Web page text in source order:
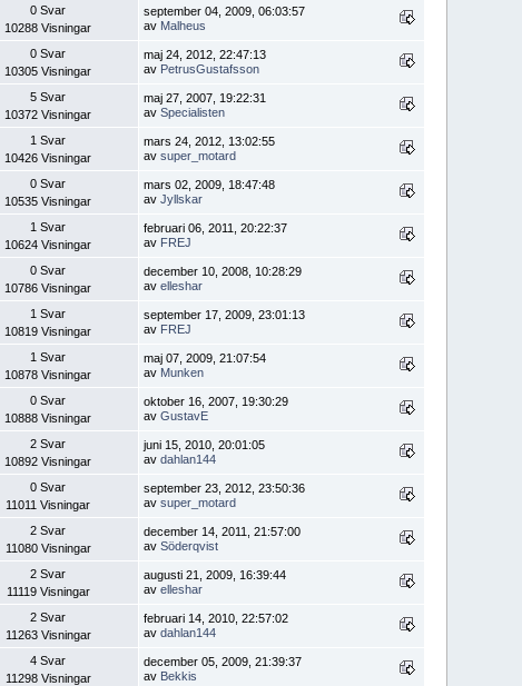
0 Svar
10288 Visningar
september 04, 2009, 06:03:57
av Malheus
0 Svar
10305 Visningar
maj 24, 2012, 22:47:13
av PetrusGustafsson
5 Svar
10372 Visningar
maj 27, 2007, 19:22:31
avSpecialisten
1 Svar
10426 Visningar
mars 24, 2012, 13:02:55
avsuper_motard
0 Svar
10535 Visningar
mars 02, 2009, 18:47:48
avJyllskar
1 Svar
10624 Visningar
februari 06, 2011, 20:22:37
av FREJ
0 Svar
10786 Visningar
december 10, 2008, 10:28:29
avelleshar
1 Svar
10819 Visningar
september 17, 2009, 23:01:13
av FREJ
1 Svar
10878 Visningar
maj 07, 2009, 21:07:54
av Munken
0 Svar
10888 Visningar
oktober 16, 2007, 19:30:29
avGustavE
2 Svar
10892 Visningar
juni 15, 2010, 20:01:05
avdahlan144
0 Svar
11011 Visningar
september 23, 2012, 23:50:36
avsuper_motard
2 Svar
11080 Visningar
december 14, 2011, 21:57:00
avSöderqvist
2 Svar
11119 Visningar
augusti 21, 2009, 16:39:44
avelleshar
2 Svar
11263 Visningar
februari 14, 2010, 22:57:02
avdahlan144
4 Svar
11298 Visningar
december 05, 2009, 21:39:37
av Bekkis